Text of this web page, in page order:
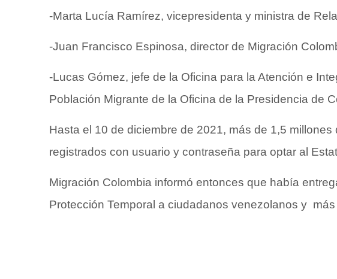
-Marta Lucía Ramírez, vicepresidenta y ministra de
-Juan Francisco Espinosa, director de Migración
-Lucas Gómez, jefe de la Oficina para la Atención e
Población Migrante de la Oficina de la Presidencia de
Hasta el 10 de diciembre de 2021, más de 1,5
registrados con usuario y contraseña para optar al
Migración Colombia informó entonces que había
Protección Temporal a ciudadanos venezolanos y